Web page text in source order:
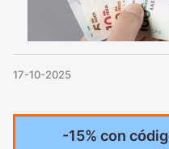
17-10-2025
-15% con